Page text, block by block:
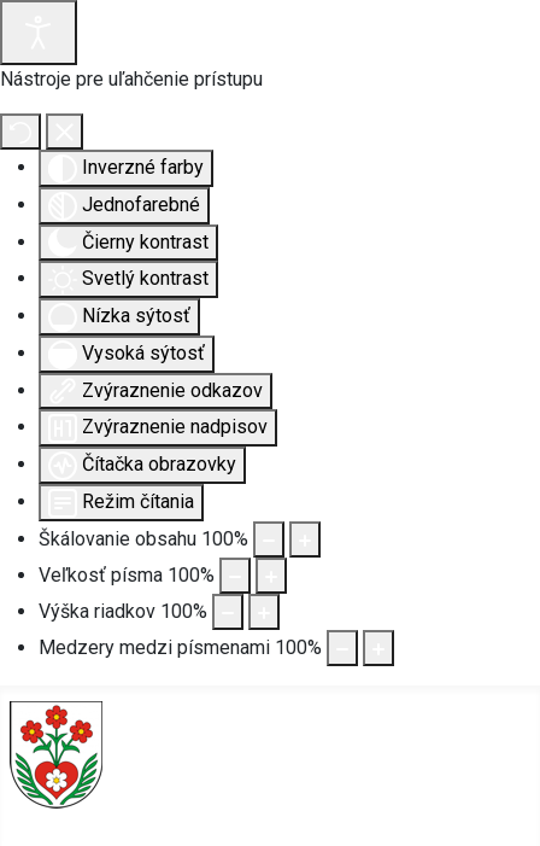
Nástroje pre uľahčenie prístupu
Inverzné farby
Jednofarebné
Čierny kontrast
Svetlý kontrast
Nízka sýtosť
Vysoká sýtosť
Zvýraznenie odkazov
Zvýraznenie nadpisov
Čítačka obrazovky
Režim čítania
Škálovanie obsahu 100%
Veľkosť písma 100%
Výška riadkov 100%
Medzery medzi písmenami 100%